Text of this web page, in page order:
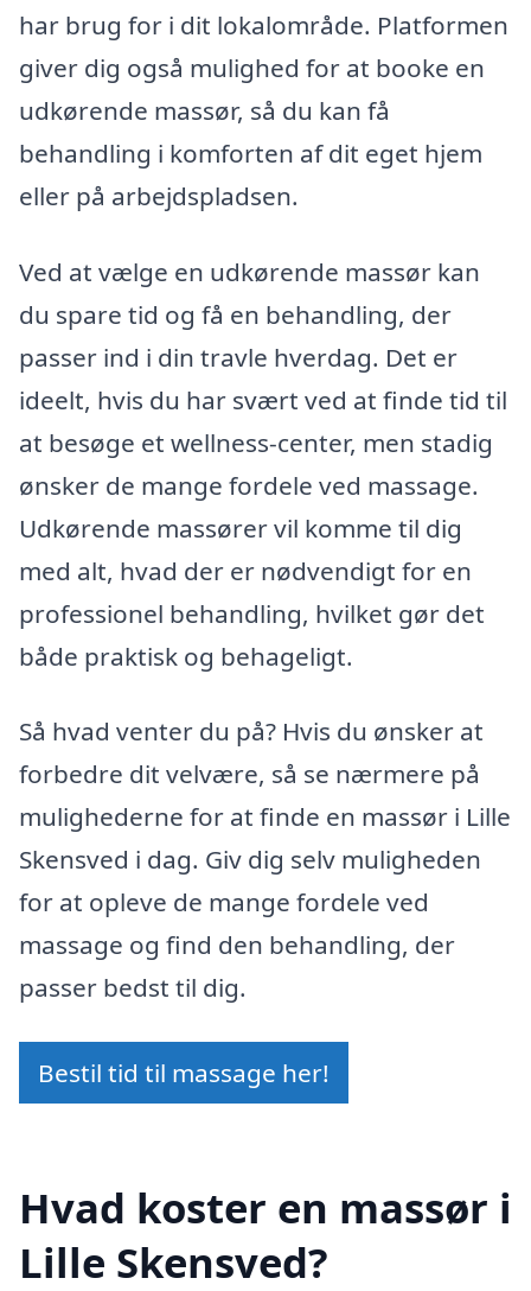
har brug for i dit lokalområde. Platformen
giver dig også mulighed for at booke en
udkørende massør, så du kan få
behandling i komforten af dit eget hjem
eller på arbejdspladsen.
Ved at vælge en udkørende massør kan
du spare tid og få en behandling, der
passer ind i din travle hverdag. Det er
ideelt, hvis du har svært ved at finde tid til
at besøge et wellness-center, men stadig
ønsker de mange fordele ved massage.
Udkørende massører vil komme til dig
med alt, hvad der er nødvendigt for en
professionel behandling, hvilket gør det
både praktisk og behageligt.
Så hvad venter du på? Hvis du ønsker at
forbedre dit velvære, så se nærmere på
mulighederne for at finde en massør i Lille
Skensved i dag. Giv dig selv muligheden
for at opleve de mange fordele ved
massage og find den behandling, der
passer bedst til dig.
Bestil tid til massage her!
Hvad koster en massør i
Lille Skensved?